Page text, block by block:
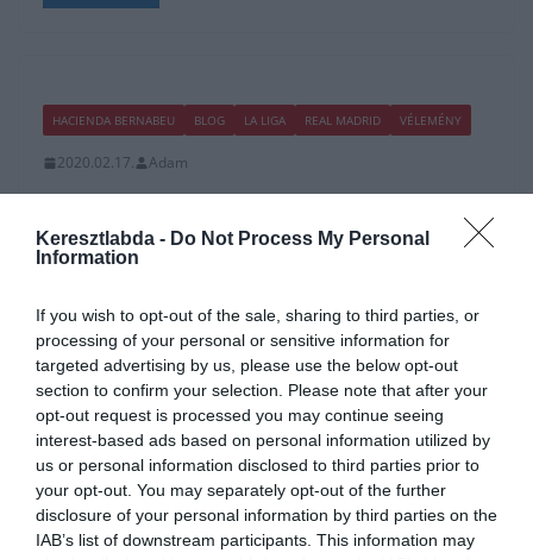
Keresztlabda - Do Not Process My Personal
Information
If you wish to opt-out of the sale, sharing to third parties, or
processing of your personal or sensitive information for
targeted advertising by us, please use the below opt-out
section to confirm your selection. Please note that after your
opt-out request is processed you may continue seeing
interest-based ads based on personal information utilized by
us or personal information disclosed to third parties prior to
your opt-out. You may separately opt-out of the further
disclosure of your personal information by third parties on the
IAB’s list of downstream participants. This information may
HACIENDA BERNABEU BLOG LA LIGA REAL MADRID VÉLEMÉNY
2020.02.17. Adam
Real Madrid: Mi van veled,
Madridista?!
Mert a szakirodalomban ilyet nem találtam…
Read More
HACIENDA BERNABEU LA LIGA REAL MADRID
2020.02.10. Adam